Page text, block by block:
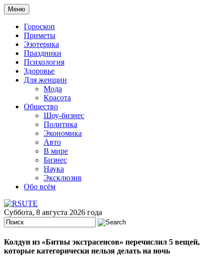
Меню
Гороскоп
Приметы
Эзотерика
Праздники
Психология
Здоровье
Для женщин
Мода
Красота
Общество
Шоу-бизнес
Политика
Экономика
Авто
В мире
Бизнес
Наука
Эксклюзив
Обо всём
Суббота, 8 августа 2026 года
Колдун из «Битвы экстрасенсов» перечислил 5 вещей,
которые категорически нельзя делать на ночь